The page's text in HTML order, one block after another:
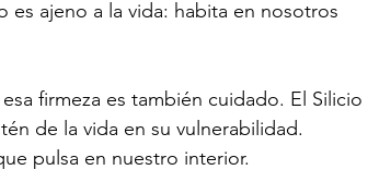
es ajeno a la vida: habita en nosotros
firmeza es también cuidado. El Silicio
de la vida en su vulnerabilidad.
pulsa en nuestro interior.